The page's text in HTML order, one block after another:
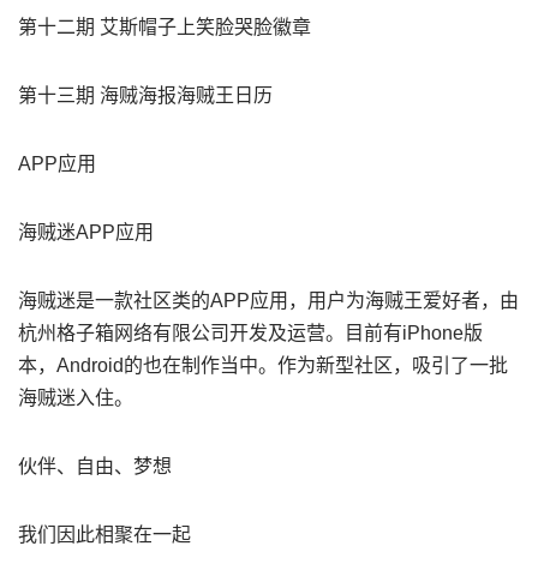
第十二期 艾斯帽子上笑脸哭脸徽章
第十三期 海贼海报海贼王日历
APP应用
海贼迷APP应用
海贼迷是一款社区类的APP应用，用户为海贼王爱好者，由
杭州格子箱网络有限公司开发及运营。目前有iPhone版
本，Android的也在制作当中。作为新型社区，吸引了一批
海贼迷入住。
伙伴、自由、梦想
我们因此相聚在一起